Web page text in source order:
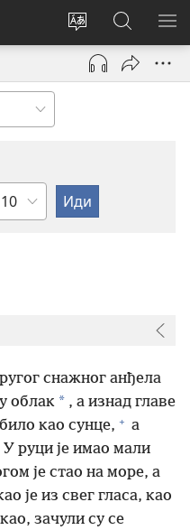
Промени
језик
сајта
Пријава
(отвара
прозор)
Претрага
сајта
JW.ORG
Поглавље
снажног анђела
облак * , а изнад главе
као сунце, + а
У руци је имао мали
је стао на море, а
је из свег гласа, као
зачули су се